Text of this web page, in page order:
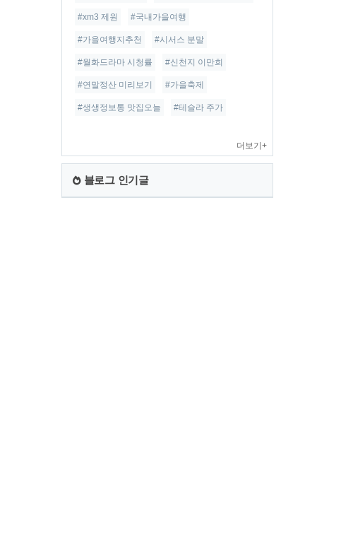
#xm3 제원 #국내가을여행
#가을여행지추천 #시서스 분말
#월화드라마 시청률 #신천지 이만희
#연말정산 미리보기 #가을축제
#생생정보통 맛집오늘 #테슬라 주가
더보기+
블로그 인기글